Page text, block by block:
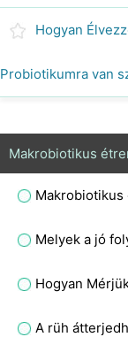
Hogyan
Makrobiotikus
Makrobiotikus
Melyek a jó
A rüh